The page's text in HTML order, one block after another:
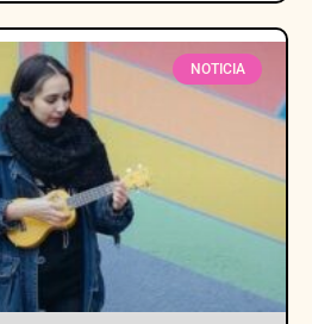
NOTICIA